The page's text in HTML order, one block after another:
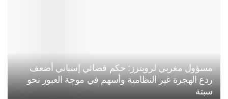
مسؤول مغربي لرويترز: حكم قضائي إسباني أضعف
ردع الهجرة غير النظامية وأسهم في موجة العبور نحو
سبتة